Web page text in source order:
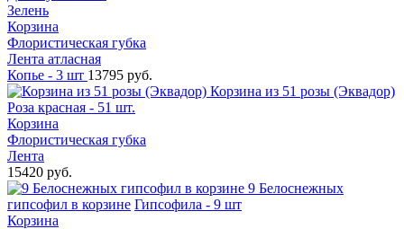
Зелень
Корзина
Флористическая губка
Лента атласная
Копье - 3 шт 13795 руб.
Корзина из 51 розы (Эквадор)
Роза красная - 51 шт.
Корзина
Флористическая губка
Лента
15420 руб.
9 Белоснежных
гипсофил в корзине Гипсофила - 9 шт
Корзина